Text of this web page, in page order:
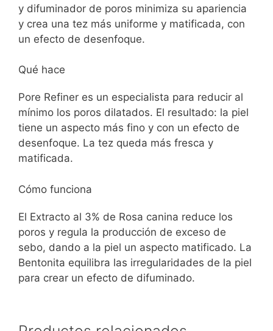
y difuminador de poros minimiza su apariencia
y crea una tez más uniforme y matificada, con
un efecto de desenfoque.
Qué hace
Pore Refiner es un especialista para reducir al
mínimo los poros dilatados. El resultado: la piel
tiene un aspecto más fino y con un efecto de
desenfoque. La tez queda más fresca y
matificada.
Cómo funciona
El Extracto al 3% de Rosa canina reduce los
poros y regula la producción de exceso de
sebo, dando a la piel un aspecto matificado. La
Bentonita equilibra las irregularidades de la piel
para crear un efecto de difuminado.